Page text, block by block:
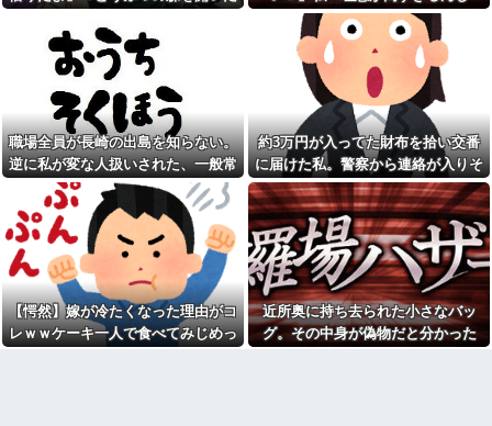
くんが急に海外へ引っ越すこと
ョックを受けて...
コトメ「遺産を返しなさ
い！」私「遺言どおりです
が？」→夫の遺産を巡る話し合
いが思わぬ展開になって…
俺(52)、女(28)との不倫が嫁に
発覚。離婚に応じたはずの嫁か
らエグすぎる攻撃が恐ろしすぎ
る
息子に『葵』と名付けたら、
初対面では必ず女の子だと思わ
れる。同じ名前でも避けられな
かった勘違いとは…
俺「ゲーム機どこ？」親「ち
ょっと借りたよ」→どうぶつの
森を開いた瞬間、村が大変なこ
とになっていて…
【画像】俺たちの姫、佳子さ
まのお気に入りのドレスがこち
り巻（600円）、流石にアレすぎ
て賛否両論の大炎上をしてしま
うw w w w w w w他
元職場の要注意オバサン、引
っ越し先でご近所になり粘着開
始！！「どこまで送って！」か
ら始まり半年も経つと「お金貸
してくれない？」断ると翌日、
玄関前にゴミが置かれる
元職場の要注意オバサン、引
っ越し先でご近所になり粘着開
始！！「どこまで送って！」か
ら始まり半年も経つと「お金貸
してくれない？」断ると翌日、
玄関前にゴミが置かれる
お盆になると旦那の祖父母宅
に５泊くらいさせられる。旦那
は「行かなくていいよ」って言
うんだけどトメに誘われると断
れなくなってしまう
嫁「最近さ、家事に気持ちが
て…
ゃ…？」→婚活の愚痴を聞き続けた
結果…
職場全員が長崎の出島を知らない。
逆に私が変な人扱いされた、一般常
識だと思ってたのに
約3万円が入ってた財布を拾い交番
に届けた私。警察から連絡が入りそ
の金が私のものになった結果...
【愕然】嫁が冷たくなった理由がコ
レｗｗケーキ一人で食べてみじめっ
近所奥に持ち去られた小さなバッ
グ。その中身が偽物だと分かった